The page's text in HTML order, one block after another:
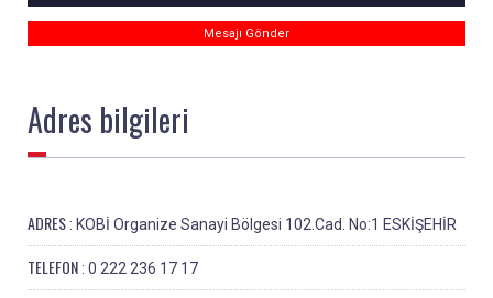
Adres bilgileri
ADRES : KOBİ Organize Sanayi Bölgesi 102.Cad. No:1 ESKİŞEHİR
TELEFON : 0 222 236 17 17